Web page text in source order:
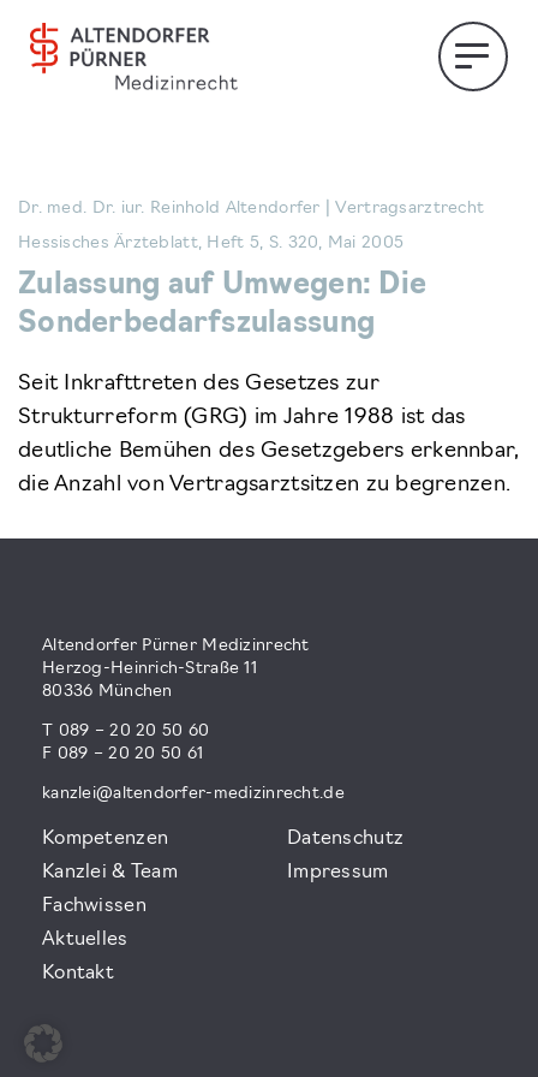
Dr. med. Dr. iur. Reinhold Altendorfer | Vertragsarztrecht
Hessisches Ärzteblatt, Heft 5, S. 320, Mai 2005
Zulassung auf Umwegen: Die
Sonderbedarfszulassung
Seit Inkrafttreten des Gesetzes zur
Strukturreform (GRG) im Jahre 1988 ist das
deutliche Bemühen des Gesetzgebers erkennbar,
die Anzahl von Vertragsarztsitzen zu begrenzen.
Altendorfer Pürner Medizinrecht
Herzog-Heinrich-Straße 11
80336 München
T 089 – 20 20 50 60
F 089 – 20 20 50 61
kanzlei@altendorfer-medizinrecht.de
Kompetenzen
Kanzlei & Team
Fachwissen
Aktuelles
Kontakt
Datenschutz
Impressum